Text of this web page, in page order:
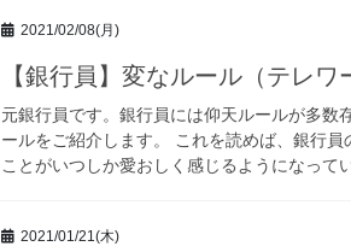
2021/02/08(月)
【銀行員】変なルール（テレワ
元銀行員です。銀行員には仰天ルールが多数
ールをご紹介します。 これを読めば、銀行
ことがいつしか愛おしく感じるようになっ
2021/01/21(木)